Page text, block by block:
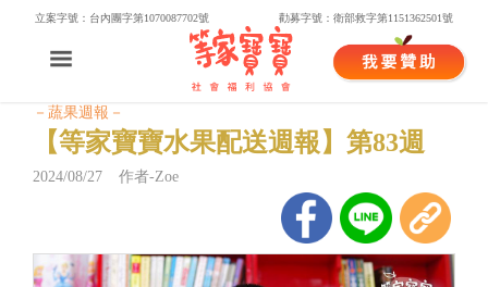
立案字號：台內團字第1070087702號 勸募字號：衛部救字第1151362501號
－蔬果週報－
【等家寶寶水果配送週報】第83週
2024/08/27 作者-Zoe